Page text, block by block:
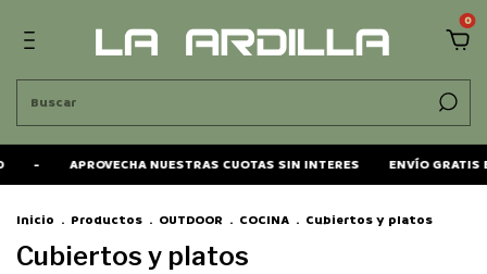
0
APROVECHA NUESTRAS CUOTAS SIN INTERES ENVÍO GRATIS
Inicio . Productos . OUTDOOR . COCINA . Cubiertos y platos
Cubiertos y platos